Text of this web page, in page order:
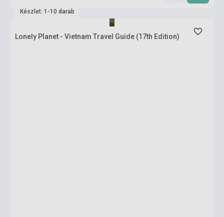
Készlet: 1-10 darab
Lonely Planet - Vietnam Travel Guide (17th Edition)